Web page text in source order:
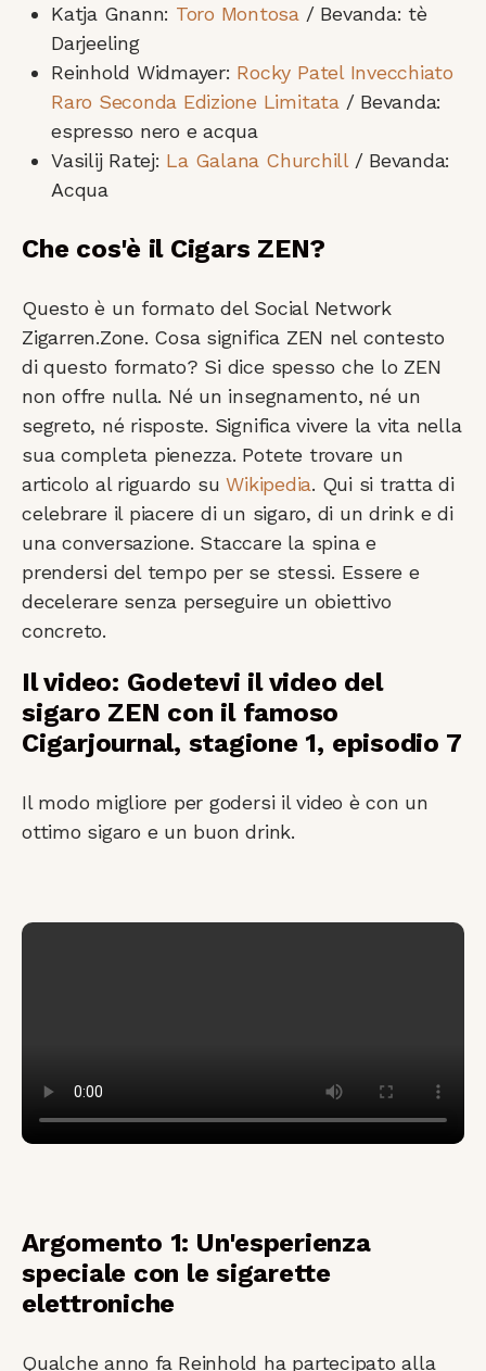
Katja Gnann: Toro Montosa / Bevanda: tè
Darjeeling
Reinhold Widmayer: Rocky Patel Invecchiato
Raro Seconda Edizione Limitata/ Bevanda:
espresso nero e acqua
Vasilij Ratej: La Galana Churchill/ Bevanda:
Acqua
Che cos'è il Cigars ZEN?
Questo è un formato del Social Network
Zigarren.Zone. Cosa significa ZEN nel contesto
di questo formato? Si dice spesso che lo ZEN
non offre nulla. Né un insegnamento, né un
segreto, né risposte. Significa vivere la vita nella
sua completa pienezza. Potete trovare un
articolo al riguardo suWikipedia. Qui si tratta di
celebrare il piacere di un sigaro, di un drink e di
una conversazione. Staccare la spina e
prendersi del tempo per se stessi. Essere e
decelerare senza perseguire un obiettivo
concreto.
Il video: Godetevi il video del
sigaro ZEN con il famoso
Cigarjournal, stagione 1, episodio 7
Il modo migliore per godersi il video è con un
ottimo sigaro e un buon drink.
Argomento 1: Un'esperienza
speciale con le sigarette
elettroniche
Qualche anno fa Reinhold ha partecipato alla